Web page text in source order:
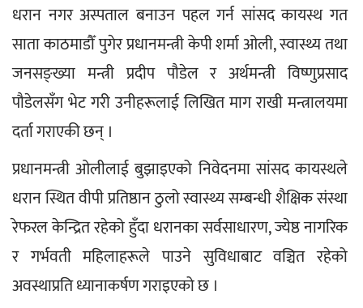
धरान नगर अस्पताल बनाउन पहल गर्न सांसद कायस्थ गत
साता काठमाडौँ पुगेर प्रधानमन्त्री केपी शर्मा ओली, स्वास्थ्य तथा
जनसङ्ख्या मन्त्री प्रदीप पौडेल र अर्थमन्त्री विष्णुप्रसाद
पौडेलसँग भेट गरी उनीहरूलाई लिखित माग राखी मन्त्रालयमा
दर्ता गराएकी छन् ।
प्रधानमन्त्री ओलीलाई बुझाइएको निवेदनमा सांसद कायस्थले
धरान स्थित वीपी प्रतिष्ठान ठुलो स्वास्थ्य सम्बन्धी शैक्षिक संस्था
रेफरल केन्द्रित रहेको हुँदा धरानका सर्वसाधारण, ज्येष्ठ नागरिक
र गर्भवती महिलाहरूले पाउने सुविधाबाट वञ्चित रहेको
अवस्थाप्रति ध्यानाकर्षण गराइएको छ ।